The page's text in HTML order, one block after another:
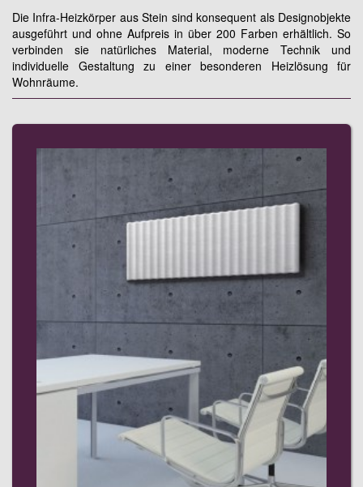
Die Infra-Heizkörper aus Stein sind konsequent als Designobjekte
ausgeführt und ohne Aufpreis in über 200 Farben erhältlich. So
verbinden sie natürliches Material, moderne Technik und
individuelle Gestaltung zu einer besonderen Heizlösung für
Wohnräume.